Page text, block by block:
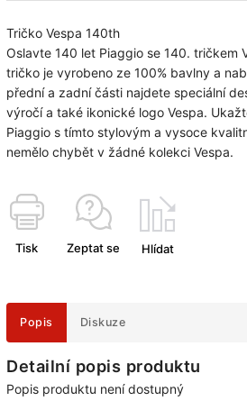
Tričko Vespa 140th
Oslavte 140 let Piaggio se 140. tričkem
tričko je vyrobeno ze 100% bavlny a
přední a zadní části najdete speciální
výročí a také ikonické logo Vespa.
Piaggio s tímto stylovým a vysoce
nemělo chybět v žádné kolekci Vespa.
Tisk Zeptat se Hlídat
Popis Diskuze
Detailní popis produktu
Popis produktu není dostupný